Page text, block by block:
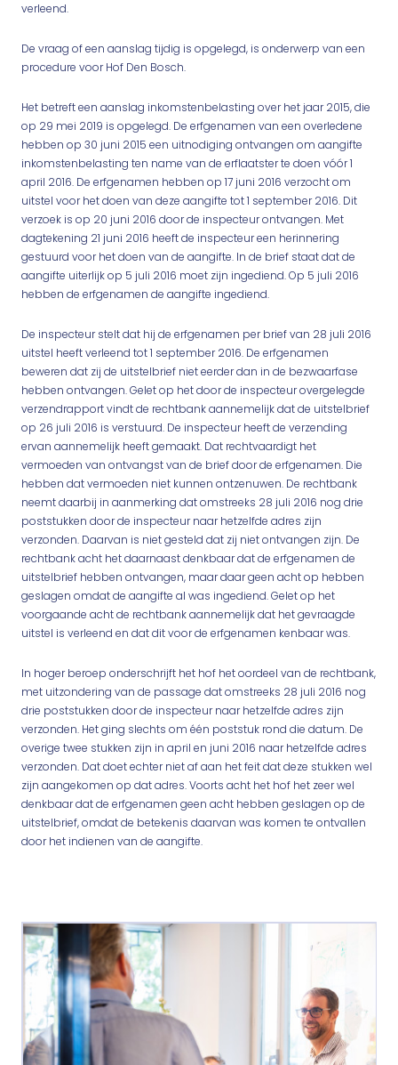
verleend.
De vraag of een aanslag tijdig is opgelegd, is onderwerp van een
procedure voor Hof Den Bosch.
Het betreft een aanslag inkomstenbelasting over het jaar 2015, die
op 29 mei 2019 is opgelegd. De erfgenamen van een overledene
hebben op 30 juni 2015 een uitnodiging ontvangen om aangifte
inkomstenbelasting ten name van de erflaatster te doen vóór 1
april 2016. De erfgenamen hebben op 17 juni 2016 verzocht om
uitstel voor het doen van deze aangifte tot 1 september 2016. Dit
verzoek is op 20 juni 2016 door de inspecteur ontvangen. Met
dagtekening 21 juni 2016 heeft de inspecteur een herinnering
gestuurd voor het doen van de aangifte. In de brief staat dat de
aangifte uiterlijk op 5 juli 2016 moet zijn ingediend. Op 5 juli 2016
hebben de erfgenamen de aangifte ingediend.
De inspecteur stelt dat hij de erfgenamen per brief van 28 juli 2016
uitstel heeft verleend tot 1 september 2016. De erfgenamen
beweren dat zij de uitstelbrief niet eerder dan in de bezwaarfase
hebben ontvangen. Gelet op het door de inspecteur overgelegde
verzendrapport vindt de rechtbank aannemelijk dat de uitstelbrief
op 26 juli 2016 is verstuurd. De inspecteur heeft de verzending
ervan aannemelijk heeft gemaakt. Dat rechtvaardigt het
vermoeden van ontvangst van de brief door de erfgenamen. Die
hebben dat vermoeden niet kunnen ontzenuwen. De rechtbank
neemt daarbij in aanmerking dat omstreeks 28 juli 2016 nog drie
poststukken door de inspecteur naar hetzelfde adres zijn
verzonden. Daarvan is niet gesteld dat zij niet ontvangen zijn. De
rechtbank acht het daarnaast denkbaar dat de erfgenamen de
uitstelbrief hebben ontvangen, maar daar geen acht op hebben
geslagen omdat de aangifte al was ingediend. Gelet op het
voorgaande acht de rechtbank aannemelijk dat het gevraagde
uitstel is verleend en dat dit voor de erfgenamen kenbaar was.
In hoger beroep onderschrijft het hof het oordeel van de rechtbank,
met uitzondering van de passage dat omstreeks 28 juli 2016 nog
drie poststukken door de inspecteur naar hetzelfde adres zijn
verzonden. Het ging slechts om één poststuk rond die datum. De
overige twee stukken zijn in april en juni 2016 naar hetzelfde adres
verzonden. Dat doet echter niet af aan het feit dat deze stukken wel
zijn aangekomen op dat adres. Voorts acht het hof het zeer wel
denkbaar dat de erfgenamen geen acht hebben geslagen op de
uitstelbrief, omdat de betekenis daarvan was komen te ontvallen
door het indienen van de aangifte.